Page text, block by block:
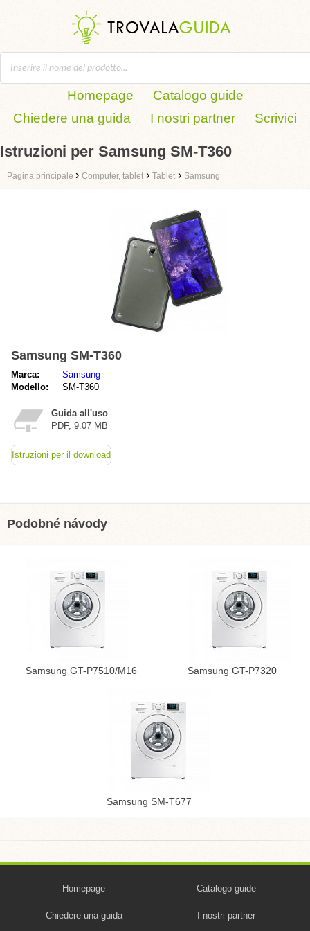
Homepage
Catalogo guide
Chiedere una guida
I nostri partner Scrivici
Istruzioni per Samsung SM-T360
Pagina principale › Computer, tablet › Tablet › Samsung
Samsung SM-T360
Marca:
Samsung
Modello:
SM-T360
Guida all'uso
PDF, 9.07 MB
Istruzioni per il download
Podobné návody
Samsung GT-P7510/M16 Samsung GT-P7320
Samsung SM-T677
Homepage Catalogo guide
Chiedere una guida I nostri partner